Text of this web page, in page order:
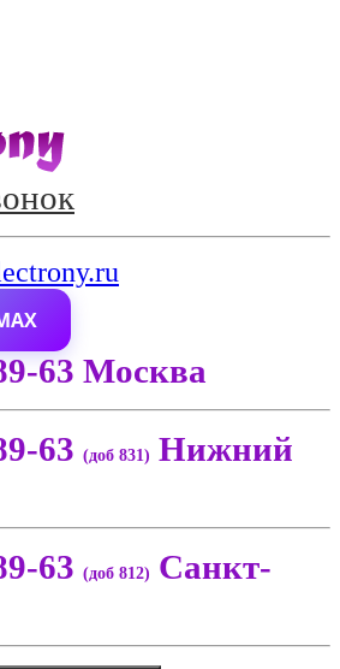
63 Москва
63 (доб 831) Нижний
63 (доб 812) Санкт-